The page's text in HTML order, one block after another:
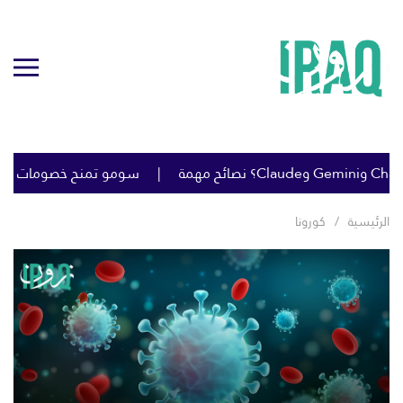
سومو تمنح خصومات كبيرة على
الرئيسية كورونا